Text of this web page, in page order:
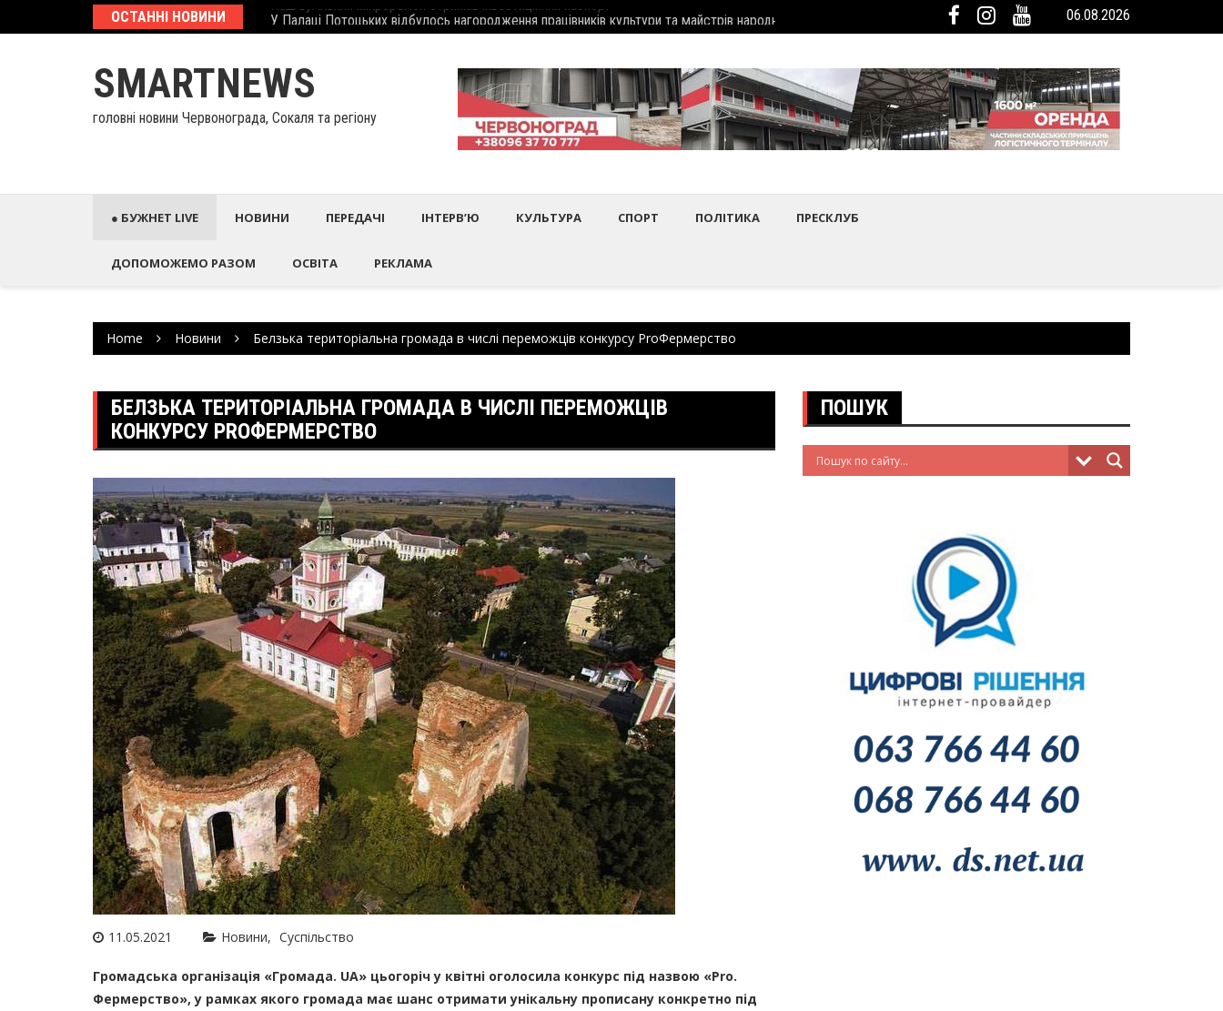
ОСТАННІ НОВИНИ У Палаці Потоцьких відбулось нагородження працівників культури та майстрів народного мистецтва Шептицького районуШептицька громада була представлена на Європейському регіональному
06.08.2026
SMARTNEWS
головні новини Червонограда, Сокаля та регіону
● БУЖНЕТ LIVE НОВИНИ ПЕРЕДАЧІ ІНТЕРВ’Ю КУЛЬТУРА СПОРТ ПОЛІТИКА ПРЕСКЛУБ
ДОПОМОЖЕМО РАЗОМ ОСВІТА РЕКЛАМА
Home Новини Белзька територіальна громада в числі переможців конкурсу РroФермерство
БЕЛЗЬКА ТЕРИТОРІАЛЬНА ГРОМАДА В ЧИСЛІ ПЕРЕМОЖЦІВ
КОНКУРСУ РROФЕРМЕРСТВО
11.05.2021 Новини Суспільство
Громадська організація «Громада. UA» цьогоріч у квітні оголосила конкурс під назвою «Pro.
Фермерство», у рамках якого громада має шанс отримати унікальну прописану конкретно під
ПОШУК